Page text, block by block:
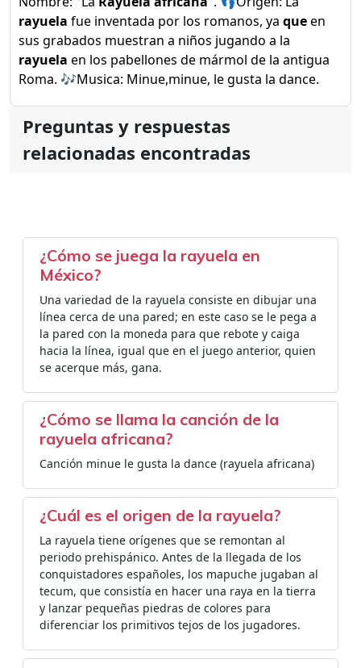
rayuela fue inventada por los romanos, ya queen
sus grabados muestran a niños jugando a la
rayuela en los pabellones de mármol de la antigua
Roma. 🎶Musica: Minue,minue, le gusta la dance.
Preguntas y respuestas
relacionadas encontradas
¿Cómo se juega la rayuela en
México?
Una variedad de la rayuela consiste en dibujar una
línea cerca de una pared; en este caso se le pega a
la pared con la moneda para que rebote y caiga
hacia la línea, igual que en el juego anterior, quien
se acerque más, gana.
¿Cómo se llama la canción de la
rayuela africana?
Canción minue le gusta la dance (rayuela africana)
¿Cuál es el origen de la rayuela?
La rayuela tiene orígenes que se remontan al
periodo prehispánico. Antes de la llegada de los
conquistadores españoles, los mapuche jugaban al
tecum,​ que consistía en hacer una raya en la tierra
y lanzar pequeñas piedras de colores para
diferenciar los primitivos tejos de los jugadores.